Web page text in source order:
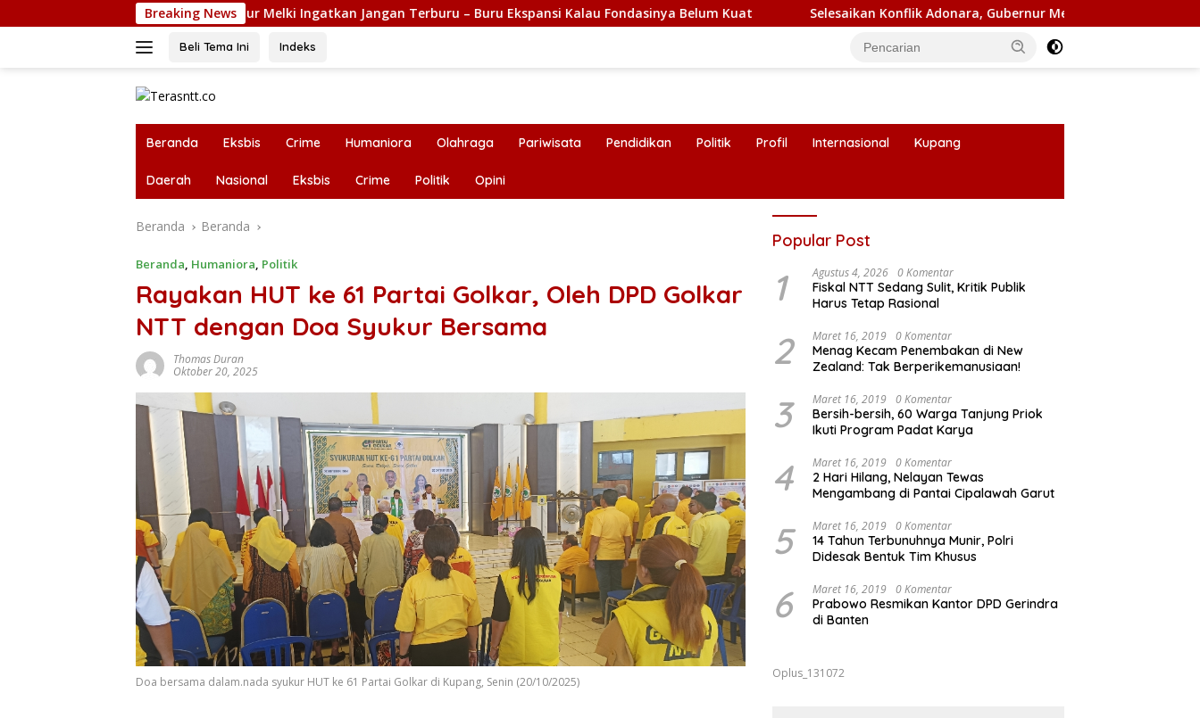
ke
Breaking News
LB PT. Flobamor, Gubernur Melki Ingatkan Jangan Terburu – Buru Ekspansi Kalau Fondasinya Belum Kuat Selesaikan Konflik Adonara, Gubernur Melki Pimpin Rakor Forkopimda
Beli Tema Ini Indeks
Beranda Eksbis Crime Humaniora Olahraga Pariwisata Pendidikan Politik Profil Internasional Kupang
Daerah Nasional Eksbis Crime Politik Opini
Beranda Beranda
Beranda, Humaniora, Politik
Rayakan HUT ke 61 Partai Golkar, Oleh DPD Golkar
NTT dengan Doa Syukur Bersama
Thomas Duran
Oktober 20, 2025
Doa bersama dalam.nada syukur HUT ke 61 Partai Golkar di Kupang, Senin (20/10/2025)
Popular Post
1 Agustus 4, 2026 0 Komentar
Fiskal NTT Sedang Sulit, Kritik Publik
Harus Tetap Rasional
2 Maret 16, 2019 0 Komentar
Menag Kecam Penembakan di New
Zealand: Tak Berperikemanusiaan!
3 Maret 16, 2019 0 Komentar
Bersih-bersih, 60 Warga Tanjung Priok
Ikuti Program Padat Karya
4 Maret 16, 2019 0 Komentar
2 Hari Hilang, Nelayan Tewas
Mengambang di Pantai Cipalawah Garut
5 Maret 16, 2019 0 Komentar
14 Tahun Terbunuhnya Munir, Polri
Didesak Bentuk Tim Khusus
6 Maret 16, 2019 0 Komentar
Prabowo Resmikan Kantor DPD Gerindra
di Banten
Oplus_131072